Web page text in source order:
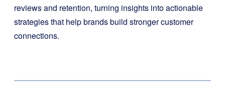
reviews and retention, turning insights into actionable
strategies that help brands build stronger customer
connections.